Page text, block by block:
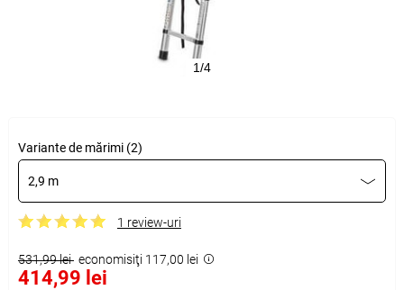
1/4
Variante de mărimi (2)
2,9 m
1 review-uri
531,99 lei economisiţi 117,00 lei
414,99 lei